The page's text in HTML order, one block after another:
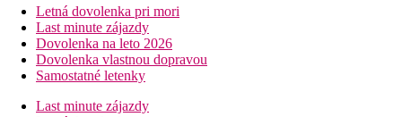
Letná dovolenka pri mori
Last minute zájazdy
Dovolenka na leto 2026
Dovolenka vlastnou dopravou
Samostatné letenky
Last minute zájazdy